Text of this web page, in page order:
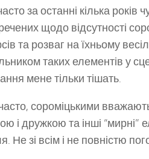
за останні кілька років
щодо відсутності
та розваг на їхньому
таких елементів у
мене тільки тішать.
сороміцькими
і дружкою та інші “мирні”
Не зі всім і не повністю